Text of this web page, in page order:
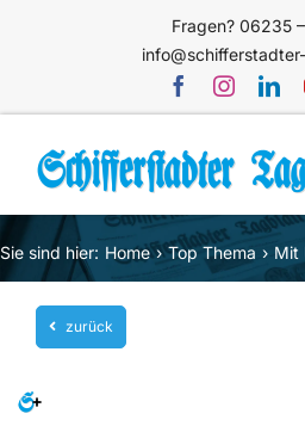
Fragen? 06235
Home
Themen
Blog
Sie sind hier: Home Top Thema Mit
zurück